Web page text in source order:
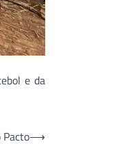
e da
Pacto⟶